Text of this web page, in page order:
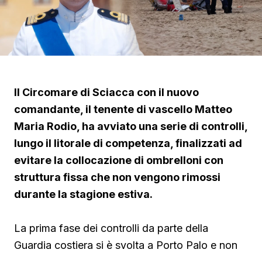
Il Circomare di Sciacca con il nuovo
comandante, il tenente di vascello Matteo
Maria Rodio, ha avviato una serie di controlli,
lungo il litorale di competenza, finalizzati ad
evitare la collocazione di ombrelloni con
struttura fissa che non vengono rimossi
durante la stagione estiva.
La prima fase dei controlli da parte della
Guardia costiera si è svolta a Porto Palo e non